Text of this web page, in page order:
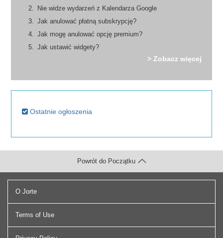
Nie widze wydarzeń z Kalendarza Google
Jak anulować płatną subskrypcję?
Jak mogę anulować opcję premium?
Jak ustawić widgety?
> Zobacz więcej
Ostatnie ogłoszenia
O Jorte
Terms of Use
Powrót do Początku